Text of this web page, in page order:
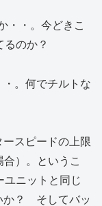
・・。今どきこ
のか？
。何でチルトな
スピードの上限
）。というこ
ユニットと同じ
か？ そしてバッ